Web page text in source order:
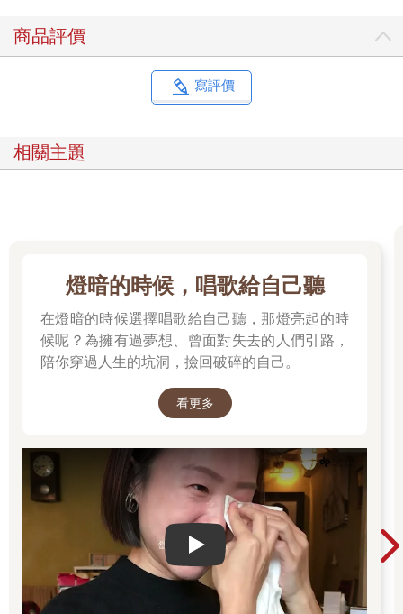
商品評價
寫評價
相關主題
燈暗的時候，唱歌給自己聽
在燈暗的時候選擇唱歌給自己聽，那燈亮起的時
候呢？為擁有過夢想、曾面對失去的人們引路，
陪你穿過人生的坑洞，撿回破碎的自己。
看更多
Play video